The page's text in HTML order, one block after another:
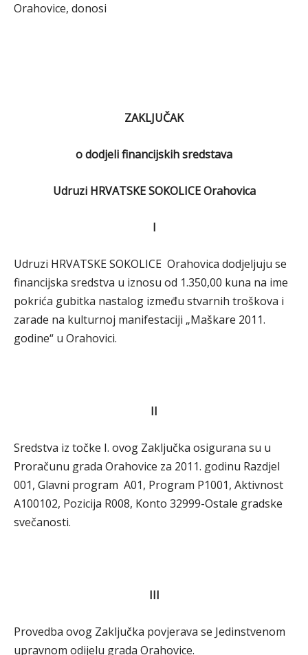
Orahovice, donosi
ZAKLJUČAK
o dodjeli financijskih sredstava
Udruzi HRVATSKE SOKOLICE Orahovica
I
Udruzi HRVATSKE SOKOLICE Orahovica dodjeljuju se
financijska sredstva u iznosu od 1.350,00 kuna na ime
pokrića gubitka nastalog između stvarnih troškova i
zarade na kulturnoj manifestaciji „Maškare 2011.
godine“ u Orahovici.
II
Sredstva iz točke I. ovog Zaključka osigurana su u
Proračunu grada Orahovice za 2011. godinu Razdjel
001, Glavni program A01, Program P1001, Aktivnost
A100102, Pozicija R008, Konto 32999-Ostale gradske
svečanosti.
III
Provedba ovog Zaključka povjerava se Jedinstvenom
upravnom odijelu grada Orahovice.